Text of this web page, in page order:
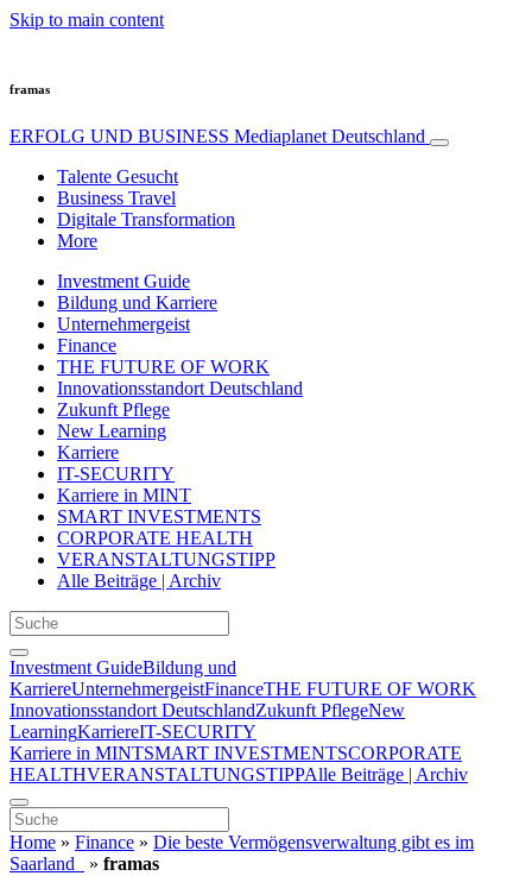
Skip to main content
framas
ERFOLG UND BUSINESS Mediaplanet Deutschland
Talente Gesucht
Business Travel
Digitale Transformation
More
Investment Guide
Bildung und Karriere
Unternehmergeist
Finance
THE FUTURE OF WORK
Innovationsstandort Deutschland
Zukunft Pflege
New Learning
Karriere
IT-SECURITY
Karriere in MINT
SMART INVESTMENTS
CORPORATE HEALTH
VERANSTALTUNGSTIPP
Alle Beiträge | Archiv
Investment GuideBildung und
KarriereUnternehmergeistFinanceTHE FUTURE OF WORK
Innovationsstandort DeutschlandZukunft PflegeNew
LearningKarriereIT-SECURITY
Karriere in MINTSMART INVESTMENTSCORPORATE
HEALTHVERANSTALTUNGSTIPPAlle Beiträge | Archiv
Home » Finance » Die beste Vermögensverwaltung gibt es im
Saarland
» framas